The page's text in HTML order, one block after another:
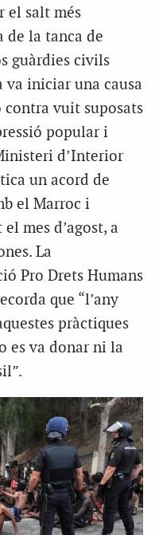
el salt més
la tanca de
guàrdies civils
iniciar una causa
contra vuit suposats
popular i
d’Interior
un acord de
el Marroc i
mes d’agost, a
La
Pro Drets Humans
que “l’any
pràctiques
es va donar ni la